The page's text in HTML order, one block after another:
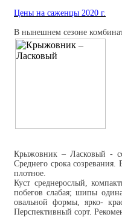
Цены на саженцы 2020 г.
В нынешнем сезоне
Крыжовник – Ласковый -
Среднего срока
плотное.
Куст среднерослый,
побегов слабая; шипы
овальной формы, ярко-
Перспективный сорт.